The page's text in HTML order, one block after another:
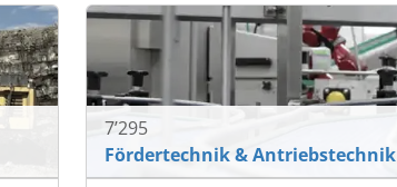
7’295
Fördertechnik & Antriebstechnik